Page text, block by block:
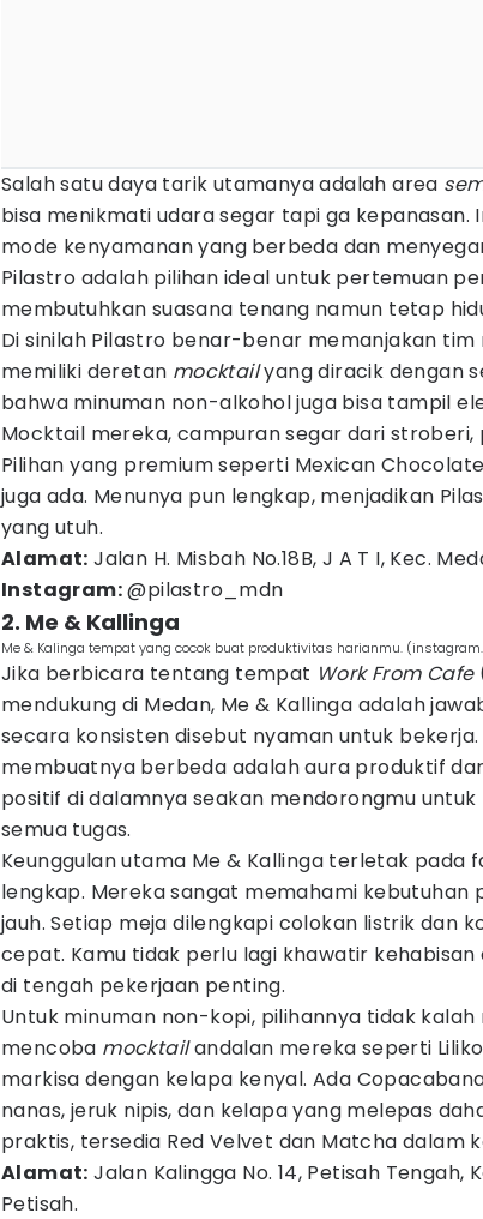
Salah satu daya tarik utamanya adalah area
bisa menikmati udara segar tapi ga kepanasan.
mode kenyamanan yang berbeda dan
Pilastro adalah pilihan ideal untuk pertemuan
membutuhkan suasana tenang namun tetap
Di sinilah Pilastro benar-benar memanjakan
memiliki deretan mocktailyang diracik dengan
bahwa minuman non-alkohol juga bisa tampil
Mocktail mereka, campuran segar dari stroberi,
Pilihan yang premium seperti Mexican
juga ada. Menunya pun lengkap, menjadikan
yang utuh.
Alamat: Jalan H. Misbah No.18B, J A T I, Kec.
Instagram:@pilastro_mdn
2. Me & Kallinga
Me & Kalinga tempat yang cocok buat produktivitas harianmu.
Jika berbicara tentang tempat Work From Cafe
mendukung di Medan, Me & Kallinga adalah
secara konsisten disebut nyaman untuk bekerja.
membuatnya berbeda adalah aura produktif
positif di dalamnya seakan mendorongmu
semua tugas.
Keunggulan utama Me & Kallinga terletak pada
lengkap. Mereka sangat memahami kebutuhan
jauh. Setiap meja dilengkapi colokan listrik dan
cepat. Kamu tidak perlu lagi khawatir
di tengah pekerjaan penting.
Untuk minuman non-kopi, pilihannya tidak kalah
mencoba mocktailandalan mereka seperti
markisa dengan kelapa kenyal. Ada
nanas, jeruk nipis, dan kelapa yang melepas
praktis, tersedia Red Velvet dan Matcha dalam
Alamat: Jalan Kalingga No. 14, Petisah Tengah,
Petisah.